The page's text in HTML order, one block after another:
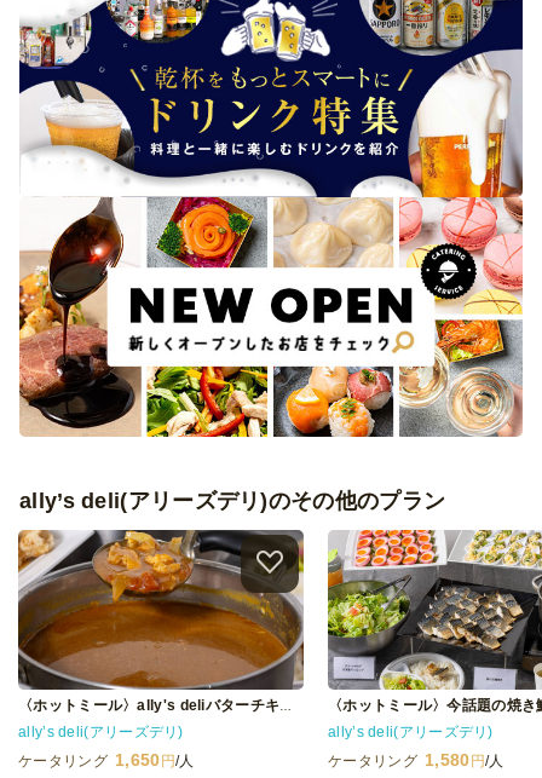
ally’s deli(アリーズデリ)のその他のプラン
〈ホットミール〉ally's deliバターチキンカレープラン
ally’s deli(アリーズデリ)
ケータリング 1,650 円/人
ally’s deli(アリーズデリ)
ケータリング 1,580 円/人